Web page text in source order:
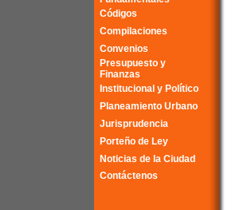
Códigos
Compilaciones
Convenios
Presupuesto y
Finanzas
Institucional y Político
Planeamiento Urbano
Jurisprudencia
Porteño de Ley
Noticias de la Ciudad
Contáctenos